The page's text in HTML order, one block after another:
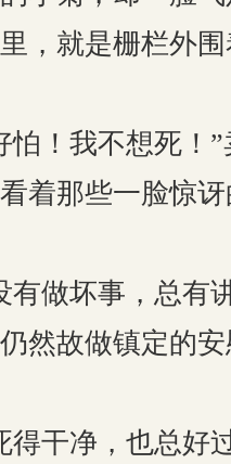
，就是栅栏外围
！我不想死！
着那些一脸惊
做坏事，总有
然故做镇定的
干净，也总好